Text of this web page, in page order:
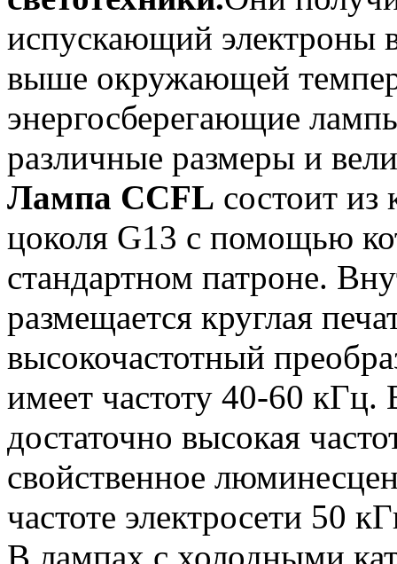
испускающий электроны
выше окружающей
энергосберегающие
различные размеры и
Лампа CCFL состоит из
цоколя G13 с помощью
стандартном патроне.
размещается круглая
высокочастотный
имеет частоту 40-60 кГц.
достаточно высокая
свойственное
частоте электросети 50
В лампах с холодными